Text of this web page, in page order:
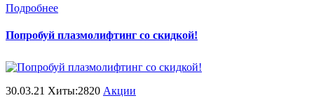
Подробнее
Попробуй плазмолифтинг со скидкой!
30.03.21 Хиты:2820 Акции